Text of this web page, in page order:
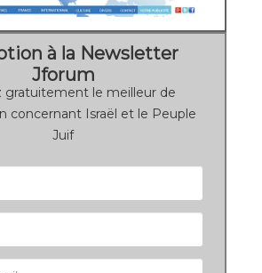
à la Newsletter
Jforum
gratuitement le meilleur de
concernant Israël et le Peuple
Juif